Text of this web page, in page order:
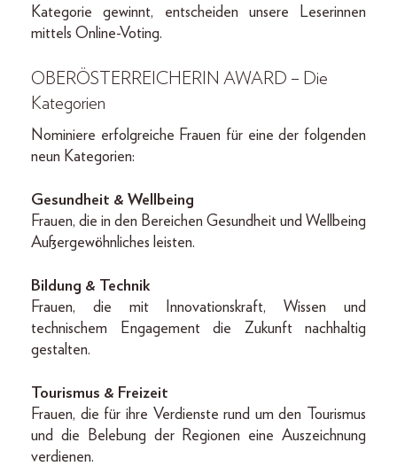
Kategorie gewinnt, entscheiden unsere Leserinnen
mittels Online-Voting.
OBERÖSTERREICHERIN AWARD – Die
Kategorien
Nominiere erfolgreiche Frauen für eine der folgenden
neun Kategorien:
Gesundheit & Wellbeing
Frauen, die in den Bereichen Gesundheit und Wellbeing
Außergewöhnliches leisten.
Bildung & Technik
Frauen, die mit Innovationskraft, Wissen und
technischem Engagement die Zukunft nachhaltig
gestalten.
Tourismus & Freizeit
Frauen, die für ihre Verdienste rund um den Tourismus
und die Belebung der Regionen eine Auszeichnung
verdienen.